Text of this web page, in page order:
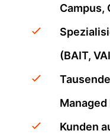
Campus,
(BAIT,
Kunden